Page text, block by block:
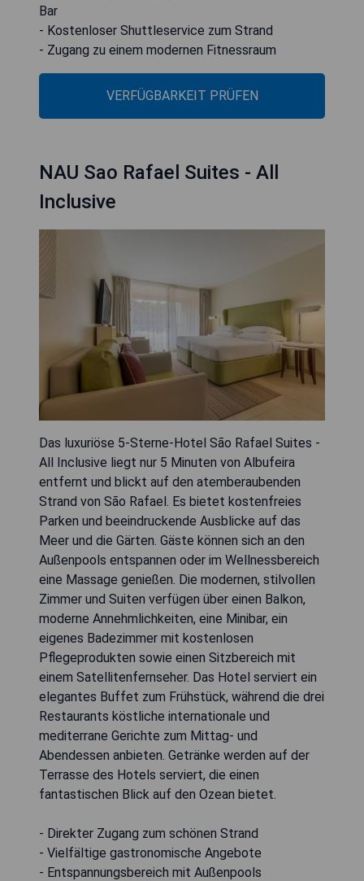
Bar
- Kostenloser Shuttleservice zum Strand
- Zugang zu einem modernen Fitnessraum
VERFÜGBARKEIT PRÜFEN
NAU Sao Rafael Suites - All
Inclusive
Das luxuriöse 5-Sterne-Hotel São Rafael Suites -
All Inclusive liegt nur 5 Minuten von Albufeira
entfernt und blickt auf den atemberaubenden
Strand von São Rafael. Es bietet kostenfreies
Parken und beeindruckende Ausblicke auf das
Meer und die Gärten. Gäste können sich an den
Außenpools entspannen oder im Wellnessbereich
eine Massage genießen. Die modernen, stilvollen
Zimmer und Suiten verfügen über einen Balkon,
moderne Annehmlichkeiten, eine Minibar, ein
eigenes Badezimmer mit kostenlosen
Pflegeprodukten sowie einen Sitzbereich mit
einem Satellitenfernseher. Das Hotel serviert ein
elegantes Buffet zum Frühstück, während die drei
Restaurants köstliche internationale und
mediterrane Gerichte zum Mittag- und
Abendessen anbieten. Getränke werden auf der
Terrasse des Hotels serviert, die einen
fantastischen Blick auf den Ozean bietet.
- Direkter Zugang zum schönen Strand
- Vielfältige gastronomische Angebote
- Entspannungsbereich mit Außenpools